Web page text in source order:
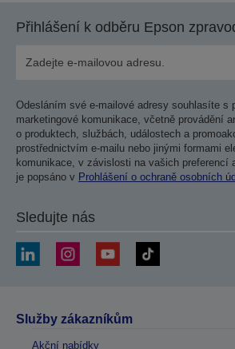
Přihlášení k odběru Epson
Odesláním své e-mailové adresy souhlasíte s
marketingové komunikace, včetně provádění
o produktech, službách, událostech a
prostřednictvím e-mailu nebo jinými formami
komunikace, v závislosti na vašich preferencí
je popsáno v Prohlášení o ochraně osobních
Sledujte nás
Služby zákazníkům
Akční nabídky